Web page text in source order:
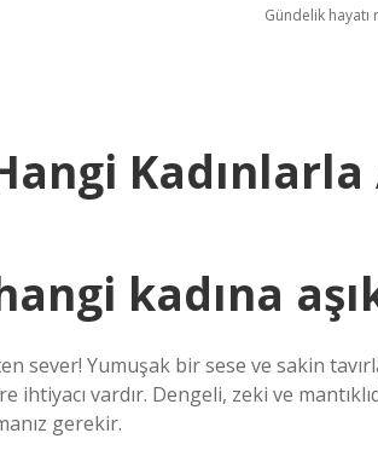
Gündelik
Kadınlarla
kadına
sever! Yumuşak bir sese ve sakin
ihtiyacı vardır. Dengeli, zeki ve
gerekir.